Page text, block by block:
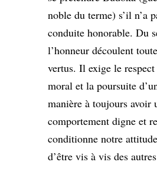
noble du terme) s’il n’a
conduite honorable. Du
l’honneur découlent
vertus. Il exige le
moral et la poursuite
manière à toujours avoir
comportement digne et
conditionne notre
d’être vis à vis des